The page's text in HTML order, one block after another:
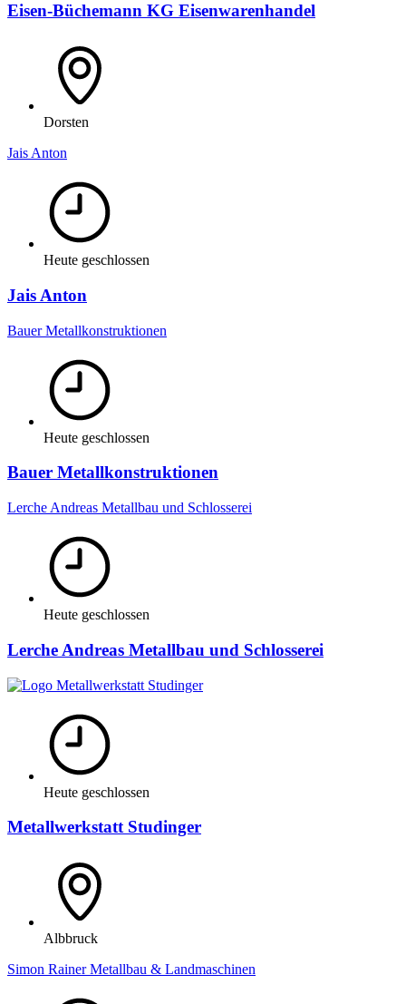
Eisen-Büchemann KG Eisenwarenhandel
Dorsten
Jais Anton
Heute geschlossen
Jais Anton
Bauer Metallkonstruktionen
Heute geschlossen
Bauer Metallkonstruktionen
Lerche Andreas Metallbau und Schlosserei
Heute geschlossen
Lerche Andreas Metallbau und Schlosserei
Heute geschlossen
Metallwerkstatt Studinger
Albbruck
Simon Rainer Metallbau & Landmaschinen